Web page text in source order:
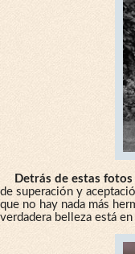
Detrás de estas
de superación y
que no hay nada más
verdadera belleza está